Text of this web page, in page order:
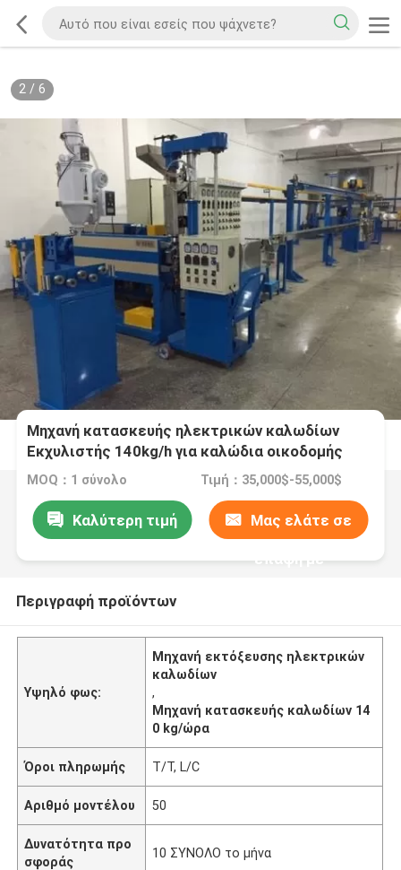
2/ 6
Μηχανή κατασκευής ηλεκτρικών καλωδίων
Εκχυλιστής 140kg/h για καλώδια οικοδομής
MOQ：1 σύνολο Τιμή：35,000$-55,000$
Καλύτερη τιμή Μας ελάτε σε
επαφή με
Περιγραφή προϊόντων
Υψηλό φως:
Μηχανή εκτόξευσης ηλεκτρικών
καλωδίων
,
Μηχανή κατασκευής καλωδίων 14
0 kg/ώρα
Όροι πληρωμής T/T, L/C
Αριθμό μοντέλου 50
Δυνατότητα προ
σφοράς
10 ΣΥΝΟΛΟ το μήνα